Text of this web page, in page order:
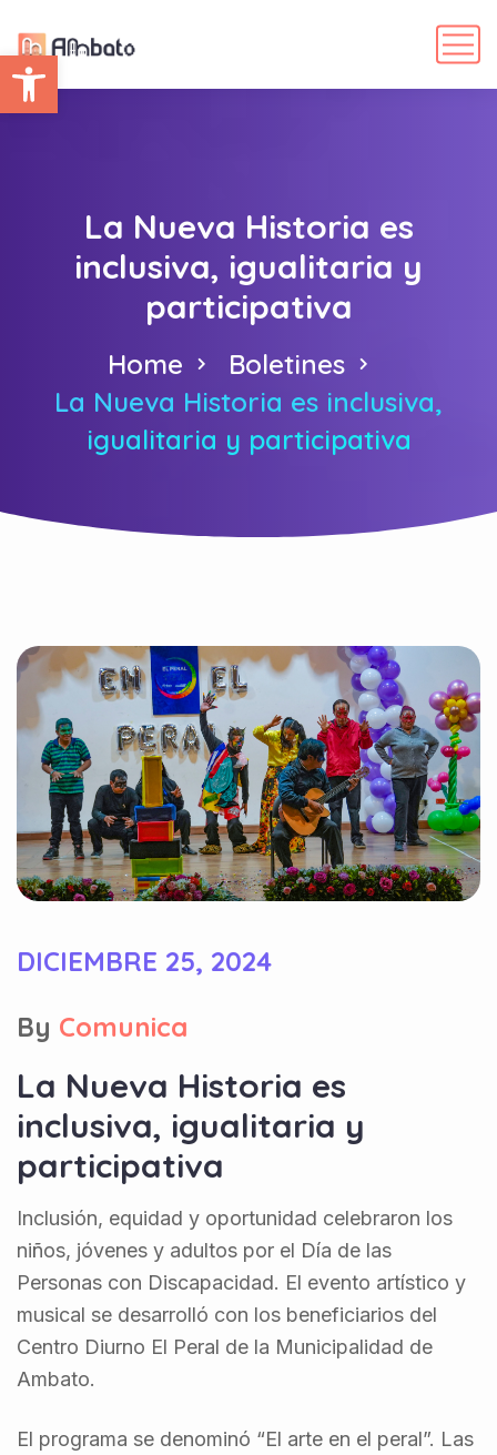
Abrir barra de herramientas
La Nueva Historia es
inclusiva, igualitaria y
participativa
Home
Boletines
La Nueva Historia es inclusiva,
igualitaria y participativa
DICIEMBRE 25, 2024
By Comunica
La Nueva Historia es
inclusiva, igualitaria y
participativa
Inclusión, equidad y oportunidad celebraron los
niños, jóvenes y adultos por el Día de las
Personas con Discapacidad. El evento artístico y
musical se desarrolló con los beneficiarios del
Centro Diurno El Peral de la Municipalidad de
Ambato.
El programa se denominó “El arte en el peral”. Las